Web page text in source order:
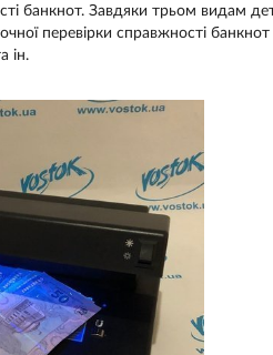
банкнот. Завдяки трьом видам
перевірки справжності
ін.